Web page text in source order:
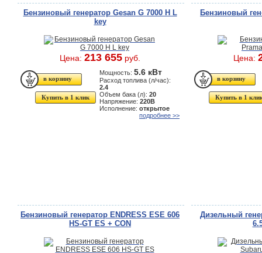
Бензиновый генератор Gesan G 7000 H L
key
Цена: 213 655 руб.
Купить в 1 клик
Мощность: 5.6 кВт
Расход топлива (л/час):
2.4
Объем бака (л): 20
Напряжение: 220В
Исполнение: открытое
подробнее >>
Бензиновый
Цена:
Купить в 1
Бензиновый генератор ENDRESS ESE 606
HS-GT ES + CON
Дизельный